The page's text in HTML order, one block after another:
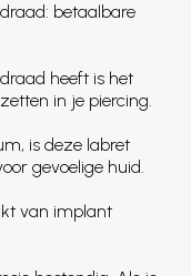
betaalbare
heeft is het
in je piercing.
is deze labret
gevoelige huid.
van implant